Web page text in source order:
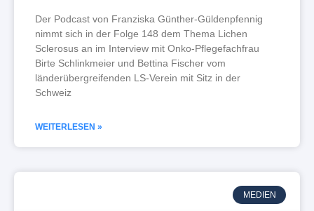
Der Podcast von Franziska Günther-Güldenpfennig
nimmt sich in der Folge 148 dem Thema Lichen
Sclerosus an im Interview mit Onko-Pflegefachfrau
Birte Schlinkmeier und Bettina Fischer vom
länderübergreifenden LS-Verein mit Sitz in der
Schweiz
WEITERLESEN »
MEDIEN